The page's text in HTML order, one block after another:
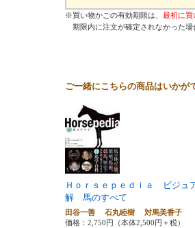
※買い物かごの有効期限は、 最初に買
期限内に注文が確定されなかった場
ご一緒にこちらの商品はいかが
Ｈｏｒｓｅｐｅｄｉａ ビジュ
解 馬のすべて
田谷一善 石丸睦樹 対馬美香子
価格：2,750円（本体2,500円＋税）